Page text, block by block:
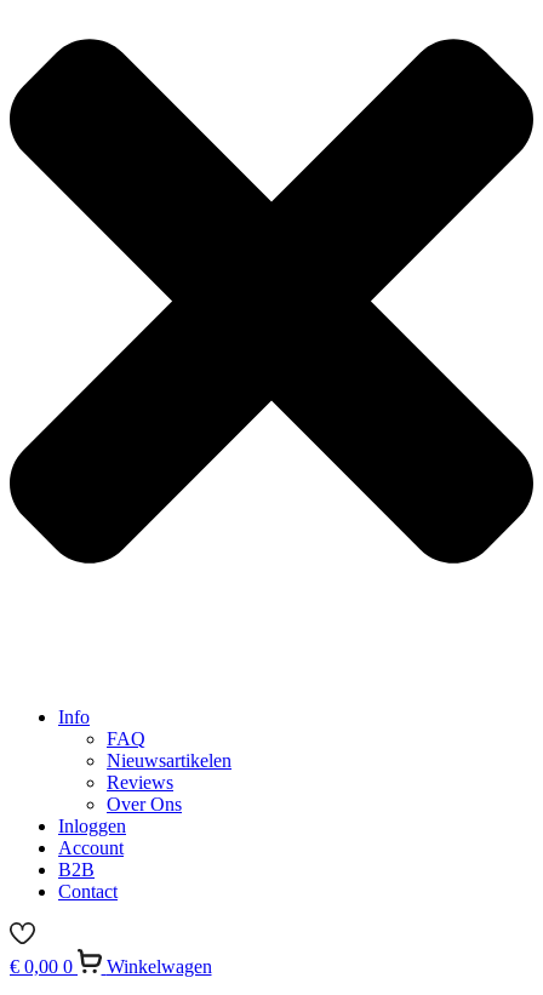
Info
FAQ
Nieuwsartikelen
Reviews
Over Ons
Inloggen
Account
B2B
Contact
€ 0,00 0
Winkelwagen